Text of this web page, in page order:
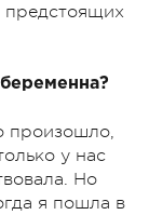
предстоящих
произошло,
у нас
Но
я пошла в